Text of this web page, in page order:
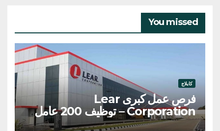
You missed
كابلاج
فرص عمل كبرى Lear
Corporation – توظيف 200 عامل
وعاملة